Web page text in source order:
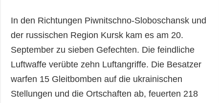
In den Richtungen Piwnitschno-Sloboschansk und
der russischen Region Kursk kam es am 20.
September zu sieben Gefechten. Die feindliche
Luftwaffe verübte zehn Luftangriffe. Die Besatzer
warfen 15 Gleitbomben auf die ukrainischen
Stellungen und die Ortschaften ab, feuerten 218